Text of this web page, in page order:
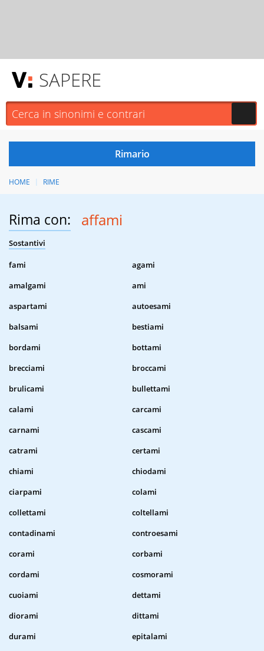
SAPERE
HOME RIME
Rima con: affami
Sostantivi
fami
agami
amalgami
ami
aspartami
autoesami
balsami
bestiami
bordami
bottami
brecciami
broccami
brulicami
bullettami
calami
carcami
carnami
cascami
catrami
certami
chiami
chiodami
ciarpami
colami
collettami
coltellami
contadinami
controesami
corami
corbami
cordami
cosmorami
cuoiami
dettami
diorami
dittami
durami
epitalami